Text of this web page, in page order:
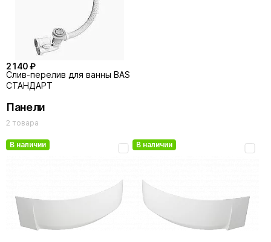
2 140 ₽
Слив-перелив для ванны BAS
СТАНДАРТ
Панели
2 товара
В наличии В наличии